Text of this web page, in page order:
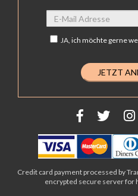
JA, ich möchte gerne
Credit card payment processed by
encrypted secure server for